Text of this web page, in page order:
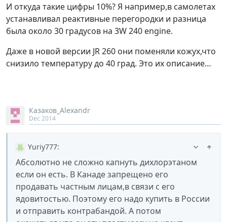
И откуда такие цифры 10%? Я например,в самолетах
устанавливал реактивные перегородки и разница
была около 30 градусов на 3W 240 engine.
Даже в новой версии JR 260 они поменяли кожух,что
снизило температуру до 40 град. Это их описание…
Казаков_Alexandr
Dec 2014
Yuriy777:
Aбсолютно не сложно капнуть дихлорэтаном
если он есть. В Канаде запрещено его
продавать частным лицам,в связи с его
ядовитостью. Поэтому его надо купить в России
и отправить контрабандой. А потом